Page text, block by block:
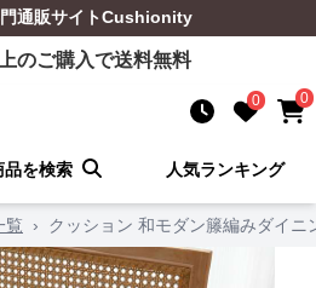
通販サイトCushionity
のご購入で送料無料
0 0
品を検索 人気ランキング
覧 › クッション 和モダン籐編みダイニ